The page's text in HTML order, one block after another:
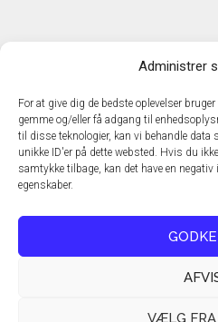
Administrer
For at give dig de bedste oplevelser
gemme og/eller få adgang til
til disse teknologier, kan vi behandle
unikke ID'er på dette websted. Hvis du
samtykke tilbage, kan det have en
egenskaber.
VÆLG
DK - 2600
Telefon: +45
E-mail: